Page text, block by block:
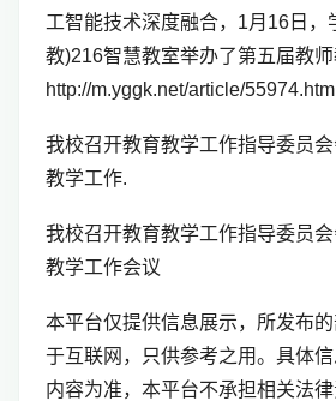
工智能技术深度融合，1月16日，
教)216智慧教室举办了第五届教
http://m.yggk.net/article/55974.html
我校召开教育教学工作指导委员
教学工作.
我校召开教育教学工作指导委员
教学工作会议
本平台仅提供信息展示，所发布
于互联网，只供参考之用。具体
内容为准，本平台不承担相关法律